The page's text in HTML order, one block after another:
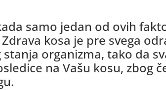
samo jedan od ovih
kosa je pre svega
organizma, tako da
na Vašu kosu, zbog